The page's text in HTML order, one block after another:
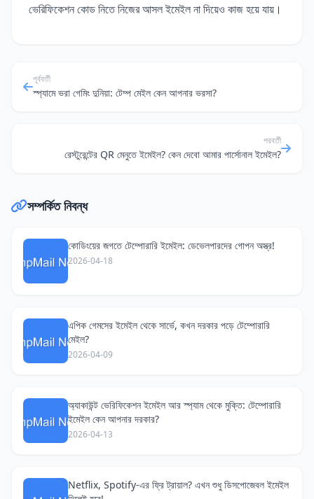
ভেরিফিকেশন কোড নিতে নিজের আসল ইমেইল না দিয়েও কাজ হয়ে যায়।
পূর্ববর্তী
স্প্যামে ভরা গেমিং দুনিয়া: টেম্প মেইল কেন আপনার ভরসা?
পরবর্তী
রেস্টুরেন্টের QR মেনুতে ইমেইল? কেন দেবো আমার পার্সোনাল ইমেইল?
সম্পর্কিত নিবন্ধ
কোডিংয়ের জগতে টেম্পোরারি ইমেইল: ডেভেলপারদের গোপন অস্ত্র!
2026-04-18
এপিক গেমসের ইমেইল থেকে সার্ভে, কখন দরকার পড়ে টেম্পোরারি
মেইল?
2026-04-09
অ্যাকাউন্ট ভেরিফিকেশন ইমেইল আর স্প্যাম থেকে মুক্তি: টেম্পোরারি
ইমেইল কেন আপনার দরকার?
2026-04-13
Netflix, Spotify-এর ফ্রি ট্রায়াল? এখন শুধু ডিসপোজেবল ইমেইল